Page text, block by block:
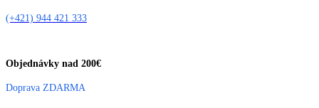
(+421) 944 421 333
Objednávky nad 200€
Doprava ZDARMA